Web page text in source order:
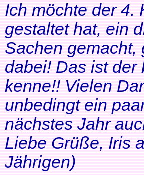
Ich möchte der 4.
gestaltet hat, ein
Sachen gemacht,
dabei! Das ist der
kenne!! Vielen
unbedingt ein
nächstes Jahr
Liebe Grüße, Iris
Jährigen)